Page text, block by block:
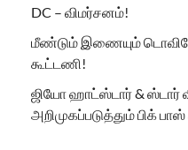
DC – விமர்சனம்!
மீண்டும் இணையும்
கூட்டணி!
ஜியோ ஹாட்ஸ்டார் & ஸ்டார்
அறிமுகப்படுத்தும் பிக்